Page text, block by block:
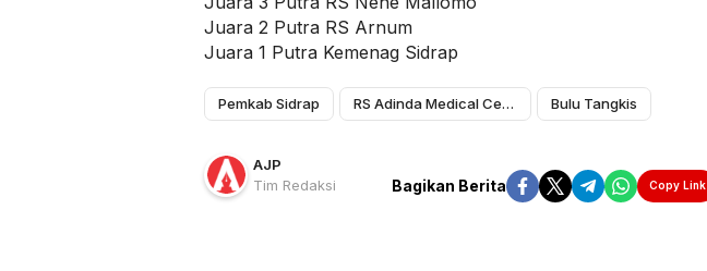
Juara 2 Putra RS Arnum
Juara 1 Putra Kemenag Sidrap
Pemkab Sidrap RS Adinda Medical Centre Bulu Tangkis
AJP
Tim Redaksi
Bagikan Berita Copy Link